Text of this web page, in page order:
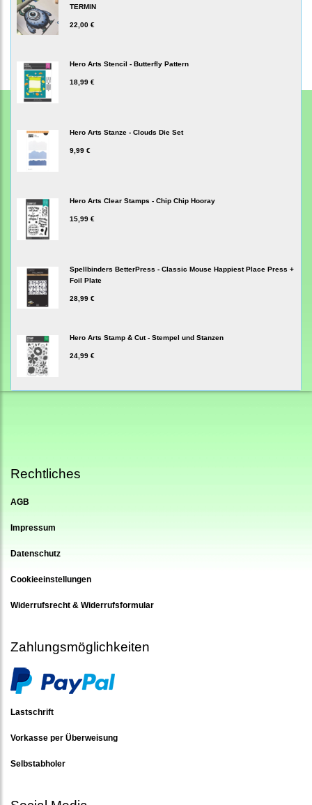
TERMIN
22,00 €
Hero Arts Stencil - Butterfly Pattern
18,99 €
Hero Arts Stanze - Clouds Die Set
9,99 €
Hero Arts Clear Stamps - Chip Chip Hooray
15,99 €
Spellbinders BetterPress - Classic Mouse Happiest Place Press +
Foil Plate
28,99 €
Hero Arts Stamp & Cut - Stempel und Stanzen
24,99 €
Rechtliches
AGB
Impressum
Datenschutz
Cookieeinstellungen
Widerrufsrecht & Widerrufsformular
Zahlungsmöglichkeiten
Lastschrift
Vorkasse per Überweisung
Selbstabholer